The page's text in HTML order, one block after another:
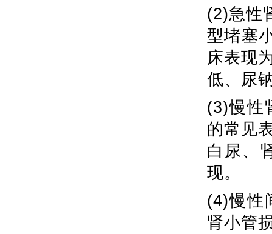
(2)急性
型堵塞
床表现
低、尿
(3)慢性
的常见
白尿、
现。
(4)慢性
肾小管